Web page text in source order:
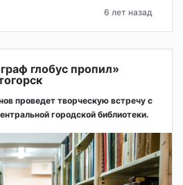
6 лет назад
глобус пропил»
проведет творческую встречу с
городской библиотеки.